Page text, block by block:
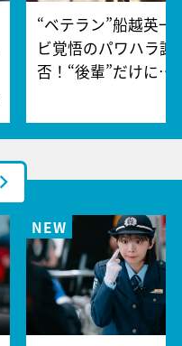
“ベテラン”船越英一
ビ覚悟のパワハラ謝
否！“後輩”だけに…